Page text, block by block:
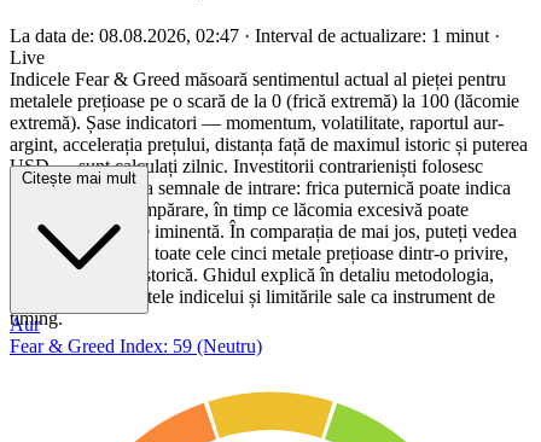
La data de: 08.08.2026, 02:47 · Interval de actualizare: 1 minut ·
Live
Indicele Fear & Greed măsoară sentimentul actual al pieței pentru
metalele prețioase pe o scară de la 0 (frică extremă) la 100 (lăcomie
extremă). Șase indicatori — momentum, volatilitate, raportul aur-
argint, accelerația prețului, distanța față de maximul istoric și puterea
USD — sunt calculați zilnic. Investitorii contrarieniști folosesc
valorile extreme ca semnale de intrare: frica puternică poate indica
oportunități de cumpărare, în timp ce lăcomia excesivă poate
semnala o corecție iminentă. În comparația de mai jos, puteți vedea
sentimentul pentru toate cele cinci metale prețioase dintr-o privire,
inclusiv evoluția istorică. Ghidul explică în detaliu metodologia,
psihologia din spatele indicelui și limitările sale ca instrument de
timing.
Aur
Fear & Greed Index: 59 (Neutru)